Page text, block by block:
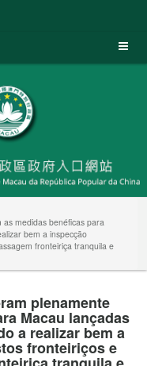
medidas benéficas para
bem a inspecção
fronteiriça tranquila e
plenamente
Macau lançadas
a realizar bem a
fronteiriços e